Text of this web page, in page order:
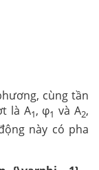
cùng tần
là A1, φ1 và A2,
này có pha